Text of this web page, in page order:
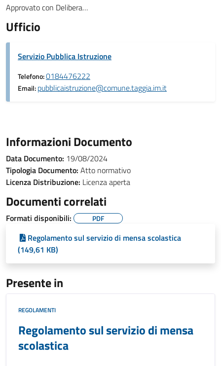
Approvato con Delibera…
Ufficio
Servizio Pubblica Istruzione
Telefono:0184476222
Email:pubblicaistruzione@comune.taggia.im.it
Informazioni Documento
Data Documento: 19/08/2024
Tipologia Documento: Atto normativo
Licenza Distribuzione: Licenza aperta
Documenti correlati
Formati disponibili: PDF
Regolamento sul servizio di mensa scolastica
(149,61 KB)
Presente in
REGOLAMENTI
Regolamento sul servizio di mensa
scolastica